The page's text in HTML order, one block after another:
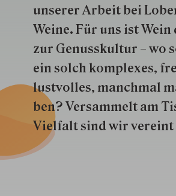
unserer Arbeit bei
Weine. Für uns ist Wein
zur Genuss­kultur – wo
ein solch kom­plexes,
lustvolles, manchmal
ben? Versammelt am
Vielfalt sind wir ver­eint